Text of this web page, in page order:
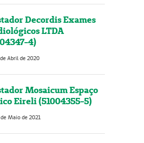
Decordis Exames
LTDA
4)
Abril de 2020
Mosaicum Espaço
Eireli (51004355-5)
Maio de 2021